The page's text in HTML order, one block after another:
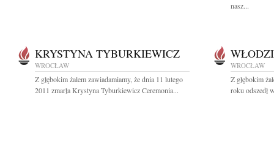
nasz...
KRYSTYNA TYBURKIEWICZ
WROCŁAW
Z głębokim żalem zawiadamiamy, że dnia 11 lutego
2011 zmarła Krystyna Tyburkiewicz Ceremonia...
WROCŁAW
Z głębokim
roku odszedł